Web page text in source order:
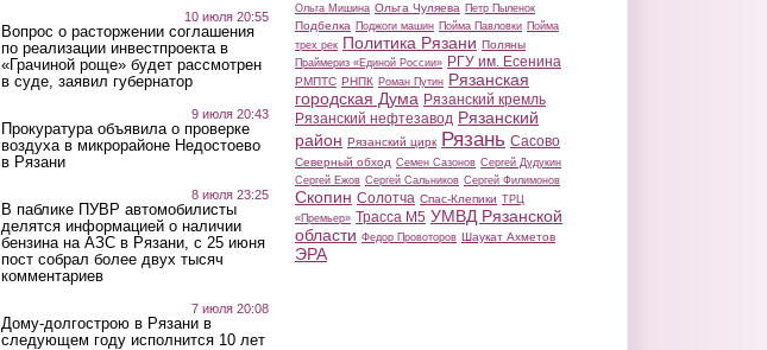
10 июля 20:55
Вопрос о расторжении соглашения
по реализации инвестпроекта в
«Грачиной роще» будет рассмотрен
в суде, заявил губернатор
9 июля 20:43
Прокуратура объявила о проверке
воздуха в микрорайоне Недостоево
в Рязани
8 июля 23:25
В паблике ПУВР автомобилисты
делятся информацией о наличии
бензина на АЗС в Рязани, с 25 июня
пост собрал более двух тысяч
комментариев
7 июля 20:08
Дому-долгострою в Рязани в
следующем году исполнится 10 лет
Ольга Мишина Ольга Чуляева Петр Пыленок
Подбелка Поджоги машин Пойма Павловки Пойма
трех рек Политика Рязани Поляны
Праймериз «Единой России» РГУ им. Есенина
РМПТС РНПК Роман Путин Рязанская
городская Дума Рязанский кремль
Рязанский нефтезавод Рязанский
район Рязанский цирк Рязань Сасово
Северный обход Семен Сазонов Сергей Дудукин
Сергей Ежов Сергей Сальников Сергей Филимонов
Скопин Солотча Спас-Клепики ТРЦ
«Премьер» Трасса М5 УМВД Рязанской
области Федор Провоторов Шаукат Ахметов
ЭРА